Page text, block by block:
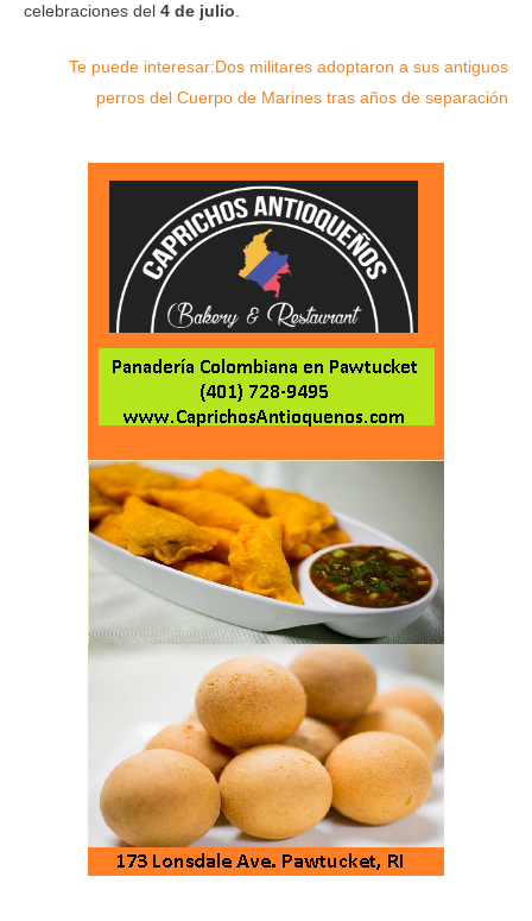
celebraciones del 4 de julio
Te puede interesar:Dos militares adoptaron a sus antiguos
perros del Cuerpo de Marines tras años de separación